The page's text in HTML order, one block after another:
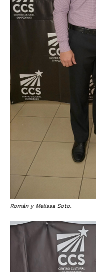
Román y Melissa Soto.